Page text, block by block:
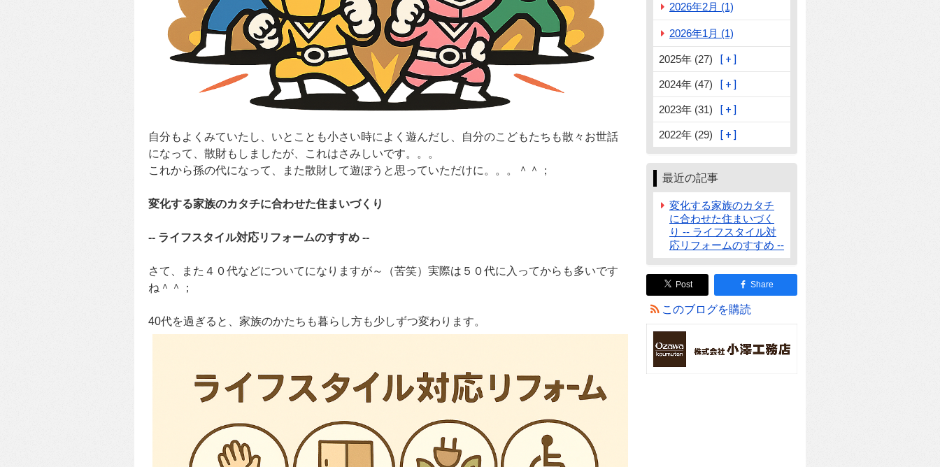
自分もよくみていたし、いとことも小さい時によく遊んだし、自分のこどもたちも散々お世話
になって、散財もしましたが、これはさみしいです。。。
これから孫の代になって、また散財して遊ぼうと思っていただけに。。。＾＾；
変化する家族のカタチに合わせた住まいづくり
-- ライフスタイル対応リフォームのすすめ --
さて、また４０代などについてになりますが～（苦笑）実際は５０代に入ってからも多いです
ね＾＾；
40代を過ぎると、家族のかたちも暮らし方も少しずつ変わります。
2026年2月 (1)
2026年1月 (1)
2025年 (27)
2024年 (47)
2023年 (31)
2022年 (29)
最近の記事
変化する家族のカタチ
に合わせた住まいづく
り -- ライフスタイル対
応リフォームのすすめ --
Post Share
このブログを購読